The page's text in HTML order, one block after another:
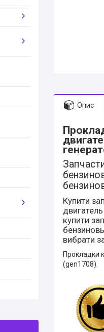
Опис
Купити
купити
вибрати
Прокладки
(gen1708).